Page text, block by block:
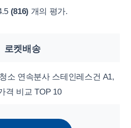
(816) 개의 평가.
로켓배송